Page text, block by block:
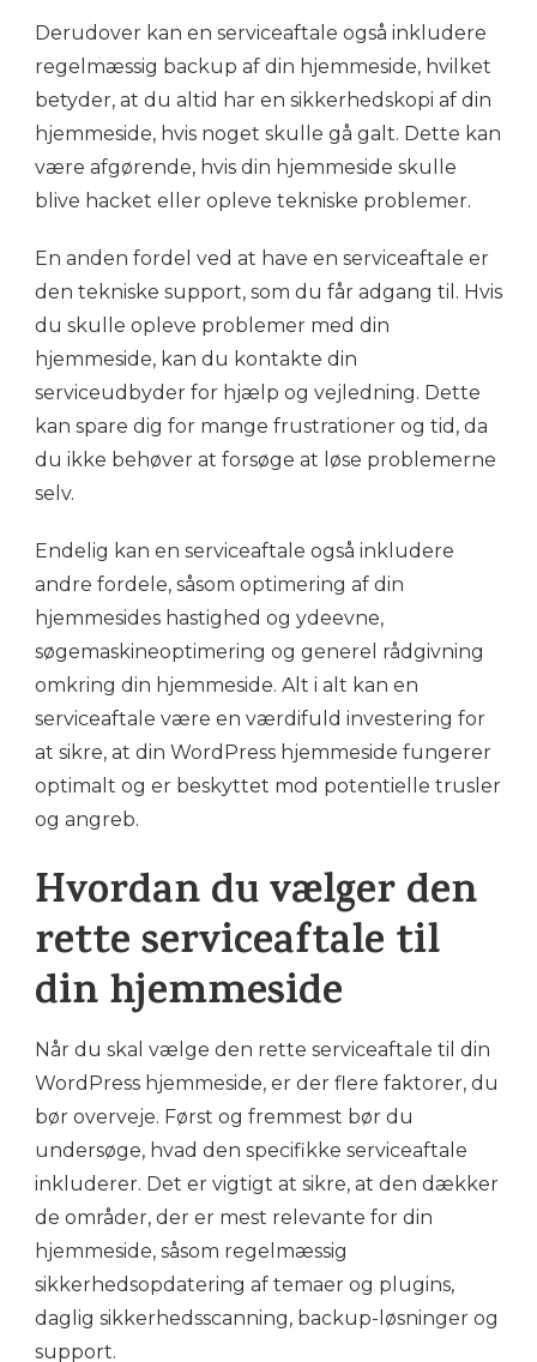
Derudover kan en serviceaftale også inkludere
regelmæssig backup af din hjemmeside, hvilket
betyder, at du altid har en sikkerhedskopi af din
hjemmeside, hvis noget skulle gå galt. Dette kan
være afgørende, hvis din hjemmeside skulle
blive hacket eller opleve tekniske problemer.
En anden fordel ved at have en serviceaftale er
den tekniske support, som du får adgang til. Hvis
du skulle opleve problemer med din
hjemmeside, kan du kontakte din
serviceudbyder for hjælp og vejledning. Dette
kan spare dig for mange frustrationer og tid, da
du ikke behøver at forsøge at løse problemerne
selv.
Endelig kan en serviceaftale også inkludere
andre fordele, såsom optimering af din
hjemmesides hastighed og ydeevne,
søgemaskineoptimering og generel rådgivning
omkring din hjemmeside. Alt i alt kan en
serviceaftale være en værdifuld investering for
at sikre, at din WordPress hjemmeside fungerer
optimalt og er beskyttet mod potentielle trusler
og angreb.
Hvordan du vælger den
rette serviceaftale til
din hjemmeside
Når du skal vælge den rette serviceaftale til din
WordPress hjemmeside, er der flere faktorer, du
bør overveje. Først og fremmest bør du
undersøge, hvad den specifikke serviceaftale
inkluderer. Det er vigtigt at sikre, at den dækker
de områder, der er mest relevante for din
hjemmeside, såsom regelmæssig
sikkerhedsopdatering af temaer og plugins,
daglig sikkerhedsscanning, backup-løsninger og
support.